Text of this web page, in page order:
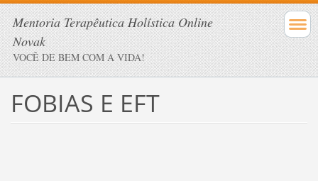
Mentoria Terapêutica Holística Online
Novak
VOCÊ DE BEM COM A VIDA!
FOBIAS E EFT